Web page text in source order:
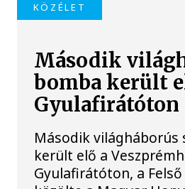
KÖZÉLET
Második
bomba került
Gyulafirátóton
Második világháborús
került elő a
Gyulafirátóton, a